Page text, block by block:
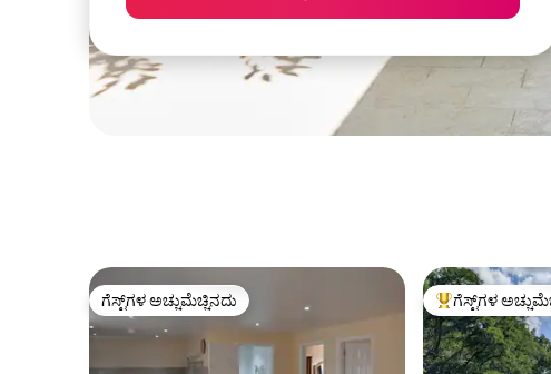
ಗೆಸ್ಟ್‌ಗಳ ಅಚ್ಚುಮೆಚ್ಚಿನದು
ಗೆಸ್ಟ್‌ಗಳ ಅಚ್ಚುಮೆಚ್ಚಿನದು ಗೆಸ್ಟ್‌ಗಳಿಗೆ ಅತಿ
ಗೆಸ್ಟ್‌ಗಳ